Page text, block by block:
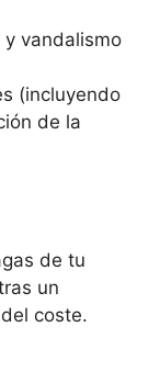
y vandalismo
(incluyendo
de la
de tu
un
coste.